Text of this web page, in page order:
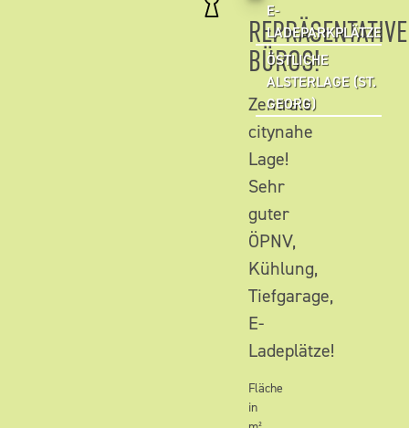
E-
LADEPARKPLÄTZE
ÖSTLICHE
ALSTERLAGE (ST.
GEORG)
REPRÄSENTATIVE
BÜROS!
Zentrale
citynahe
Lage!
Sehr
guter
ÖPNV,
Kühlung,
Tiefgarage,
E-
Ladeplätze!
Fläche
in